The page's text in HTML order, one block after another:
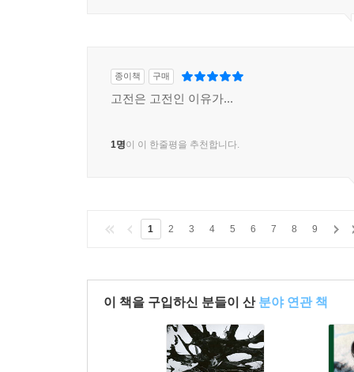
종이책 구매
고전은 고전인 이유가...
1명이 이 한줄평을 추천합니다.
1 2 3 4 5 6 7 8 9
이 책을 구입하신 분들이 산 분야 연관 책